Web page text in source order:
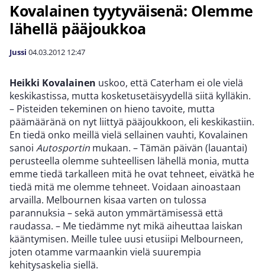
Kovalainen tyytyväisenä: Olemme
lähellä pääjoukkoa
Jussi 04.03.2012 12:47
Heikki Kovalainen uskoo, että Caterham ei ole vielä
keskikastissa, mutta kosketusetäisyydellä siitä kylläkin.
– Pisteiden tekeminen on hieno tavoite, mutta
päämääränä on nyt liittyä pääjoukkoon, eli keskikastiin.
En tiedä onko meillä vielä sellainen vauhti, Kovalainen
sanoi Autosportin mukaan. – Tämän päivän (lauantai)
perusteella olemme suhteellisen lähellä monia, mutta
emme tiedä tarkalleen mitä he ovat tehneet, eivätkä he
tiedä mitä me olemme tehneet. Voidaan ainoastaan
arvailla. Melbournen kisaa varten on tulossa
parannuksia – sekä auton ymmärtämisessä että
raudassa. – Me tiedämme nyt mikä aiheuttaa laiskan
kääntymisen. Meille tulee uusi etusiipi Melbourneen,
joten otamme varmaankin vielä suurempia
kehitysaskelia siellä.